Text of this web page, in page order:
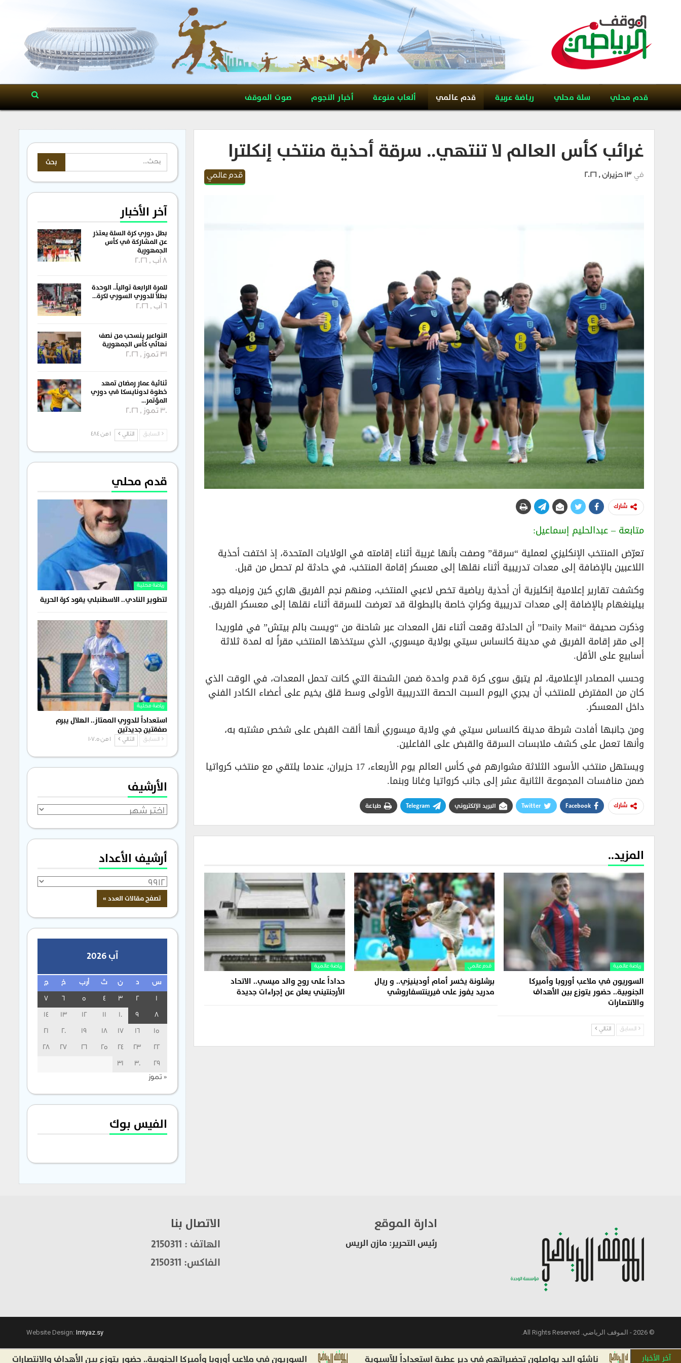
قدم محلي سلة محلي رياضة عربية قدم عالمي ألعاب منوعة أخبار النجوم صوت الموقف
غرائب كأس العالم لا تنتهي.. سرقة أحذية منتخب إنكلترا
قدم عالمي في 13 حزيران , 2026
شارك
متابعة – عبدالحليم إسماعيل:
تعرّض المنتخب الإنكليزي لعملية “سرقة” وصفت بأنها غريبة أثناء إقامته في الولايات المتحدة، إذ اختفت أحذية
اللاعبين بالإضافة إلى معدات تدريبية أثناء نقلها إلى معسكر إقامة المنتخب، في حادثة لم تحصل من قبل.
وكشفت تقارير إعلامية إنكليزية أن أحذية رياضية تخص لاعبي المنتخب، ومنهم نجم الفريق هاري كين وزميله جود
بيلينغهام بالإضافة إلى معدات تدريبية وكراتٍ خاصة بالبطولة قد تعرضت للسرقة أثناء نقلها إلى معسكر الفريق.
وذكرت صحيفة “Daily Mail” أن الحادثة وقعت أثناء نقل المعدات عبر شاحنة من “ويست بالم بيتش” في فلوريدا
إلى مقر إقامة الفريق في مدينة كانساس سيتي بولاية ميسوري، الذي سيتخذها المنتخب مقراً له لمدة ثلاثة
أسابيع على الأقل.
وحسب المصادر الإعلامية، لم يتبق سوى كرة قدم واحدة ضمن الشحنة التي كانت تحمل المعدات، في الوقت الذي
كان من المفترض للمنتخب أن يجري اليوم السبت الحصة التدريبية الأولى وسط قلق يخيم على أعضاء الكادر الفني
داخل المعسكر.
ومن جانبها أفادت شرطة مدينة كانساس سيتي في ولاية ميسوري أنها ألقت القبض على شخص مشتبه به،
وأنها تعمل على كشف ملابسات السرقة والقبض على الفاعلين.
ويستهل منتخب الأسود الثلاثة مشوارهم في كأس العالم يوم الأربعاء، 17 حزيران، عندما يلتقي مع منتخب كرواتيا
ضمن منافسات المجموعة الثانية عشر إلى جانب كرواتيا وغانا وبنما.
شارك Facebook
Twitter البريد الإلكتروني Telegram طباعة
المزيد..
رياضة عالمية
السوريون في ملاعب أوروبا وأميركا
الجنوبية.. حضور يتوزع بين الأهداف
والانتصارات
قدم عالمي
برشلونة يخسر أمام أودينيزي.. و ريال
مدريد يفوز على فيرينتسفاروشي
رياضة عالمية
حداداً على روح والد ميسي.. الاتحاد
الأرجنتيني يعلن عن إجراءات جديدة
السابق التالي
آخر الأخبار
بطل دوري كرة السلة يعتذر
عن المشاركة في كأس
الجمهورية
8 آب , 2026
للمرة الرابعة توالياً.. الوحدة
بطلاً للدوري السوري لكرة…
6 آب , 2026
النواعير ينسحب من نصف
نهائي كأس الجمهورية
31 تموز , 2026
ثنائية عمار رمضان تمهد
خطوة لدونايسكا في دوري
المؤتمر…
30 تموز , 2026
السابق التالي 1 من 484
قدم محلي
رياضة محلية
لتطوير النادي.. الاسطنبلي يقود كرة الحرية
رياضة محلية
استعداداً للدوري الممتاز.. الهلال يبرم
صفقتين جديدتين
السابق التالي 1 من 1٬705
الأرشيف
الأرشيف
أرشيف الأعداد
آب 2026
س د ن ث أرب خ ج
1
2
3
4
5
6
7
8
9
10
11
12
13
14
15
16
17
18
19
20
21
22
23
24
25
26
27
28
29
30
31
« تموز
الفيس بوك
ادارة الموقع
رئيس التحرير: مازن الريس
الاتصال بنا
الهاتف : 2150311
الفاكس: 2150311
© 2026 - الموقف الرياضي. All Rights Reserved. Website Design: Imtyaz.sy
آخر الأخبار ناشئو اليد يواصلون تحضيراتهم في دير عطية استعداداً للآسيوية السوريون في ملاعب أوروبا وأميركا الجنوبية.. حضور يتوزع بين الأهداف والانتصارات